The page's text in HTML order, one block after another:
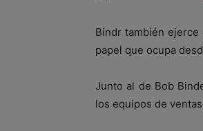
Bindr también ejerce
papel que ocupa
Junto al de Bob
los equipos de